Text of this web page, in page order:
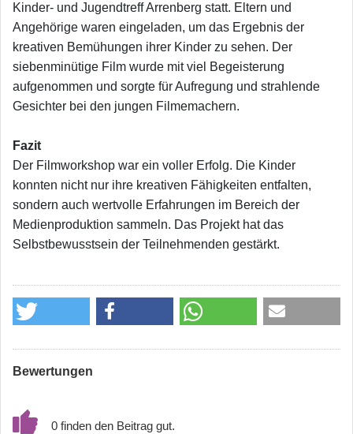
Kinder- und Jugendtreff Arrenberg statt. Eltern und
Angehörige waren eingeladen, um das Ergebnis der
kreativen Bemühungen ihrer Kinder zu sehen. Der
siebenminütige Film wurde mit viel Begeisterung
aufgenommen und sorgte für Aufregung und strahlende
Gesichter bei den jungen Filmemachern.
Fazit
Der Filmworkshop war ein voller Erfolg. Die Kinder
konnten nicht nur ihre kreativen Fähigkeiten entfalten,
sondern auch wertvolle Erfahrungen im Bereich der
Medienproduktion sammeln. Das Projekt hat das
Selbstbewusstsein der Teilnehmenden gestärkt.
Bewertungen
0